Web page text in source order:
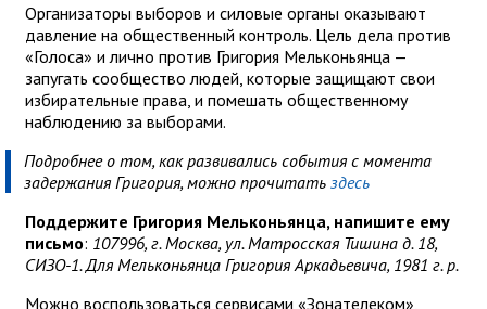
Организаторы выборов и силовые органы оказывают
давление на общественный контроль. Цель дела против
«Голоса» и лично против Григория Мельконьянца —
запугать сообщество людей, которые защищают свои
избирательные права, и помешать общественному
наблюдению за выборами.
Подробнее о том, как развивались события с момента
задержания Григория, можно прочитать здесь
Поддержите Григория Мельконьянца, напишите ему
письмо: 107996, г. Москва, ул. Матросская Тишина д. 18,
СИЗО-1. Для Мельконьянца Григория Аркадьевича, 1981 г. р.
Можно воспользоваться сервисами «Зонателеком»,